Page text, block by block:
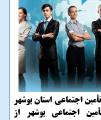
اجتماعی استان بوشهر
اجتماعی بوشهر از